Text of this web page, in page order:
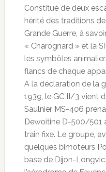
Constitué de deux
hérité des traditions
Grande Guerre, à
« Charognard » et la
les symbôles
flancs de chaque
A la déclaration de la
1939, le GC II/3 vient
Saulnier MS-406
Dewoitine D-500/501
train fixe. Le groupe,
quelques bimoteurs
base de Dijon-